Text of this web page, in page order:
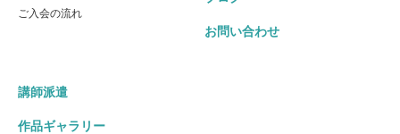
ご入会の流れ
お問い合わせ
講師派遣
作品ギャラリー